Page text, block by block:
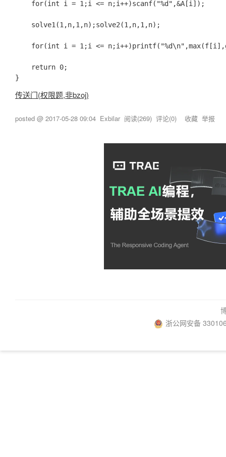
传送门(权限题,非bzoj)
posted @ 2017-05-28 09:04 Exbilar 阅读(269) 评论(0) 收藏 举报
浙公网安备